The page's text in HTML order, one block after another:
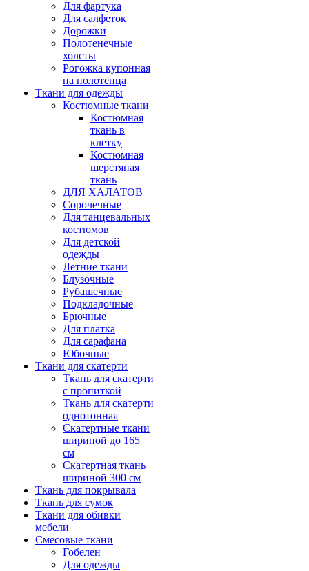
Для фартука
Для салфеток
Дорожки
Полотенечные
холсты
Рогожка купонная
на полотенца
Ткани для одежды
Костюмные ткани
Костюмная
ткань в
клетку
Костюмная
шерстяная
ткань
ДЛЯ ХАЛАТОВ
Сорочечные
Для танцевальных
костюмов
Для детской
одежды
Летние ткани
Блузочные
Рубашечные
Подкладочные
Брючные
Для платка
Для сарафана
Юбочные
Ткани для скатерти
Ткань для скатерти
с пропиткой
Ткань для скатерти
однотонная
Скатертные ткани
шириной до 165
см
Скатертная ткань
шириной 300 см
Ткань для покрывала
Ткань для сумок
Ткани для обивки
мебели
Смесовые ткани
Гобелен
Для одежды